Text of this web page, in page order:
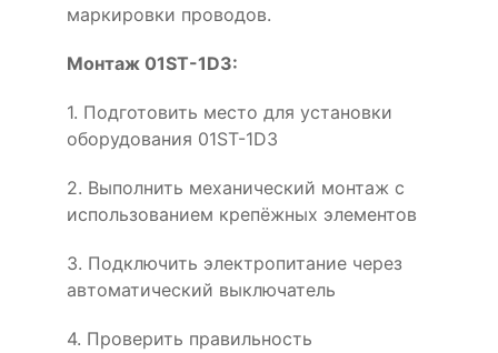
маркировки проводов.
Монтаж 01ST-1D3:
1. Подготовить место для установки
оборудования 01ST-1D3
2. Выполнить механический монтаж с
использованием крепёжных элементов
3. Подключить электропитание через
автоматический выключатель
4. Проверить правильность